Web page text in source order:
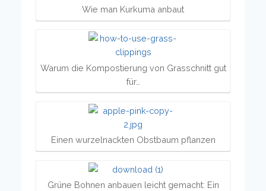
Wie man Kurkuma anbaut
Warum die Kompostierung von Grasschnitt gut
für…
Einen wurzelnackten Obstbaum pflanzen
Grüne Bohnen anbauen leicht gemacht: Ein